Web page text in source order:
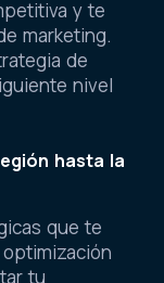
y te
marketing.
de
nivel
hasta la
que te
tu